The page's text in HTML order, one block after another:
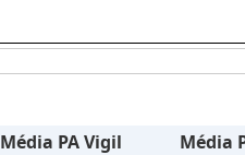
Média PA Vigil Média